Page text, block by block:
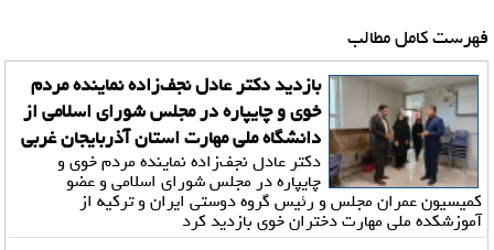
فهرست کامل مطالب
بازدید دکتر عادل نجف‌زاده نماینده مردم
خوی و چایپاره در مجلس شورای اسلامی از
دانشگاه ملی مهارت استان آذربایجان غربی
دکتر عادل نجف‌زاده نماینده مردم خوی و
چایپاره در مجلس شورای اسلامی و عضو
کمیسیون عمران مجلس و رئیس گروه دوستی ایران و ترکیه از
آموزشکده ملی مهارت دختران خوی بازدید کرد